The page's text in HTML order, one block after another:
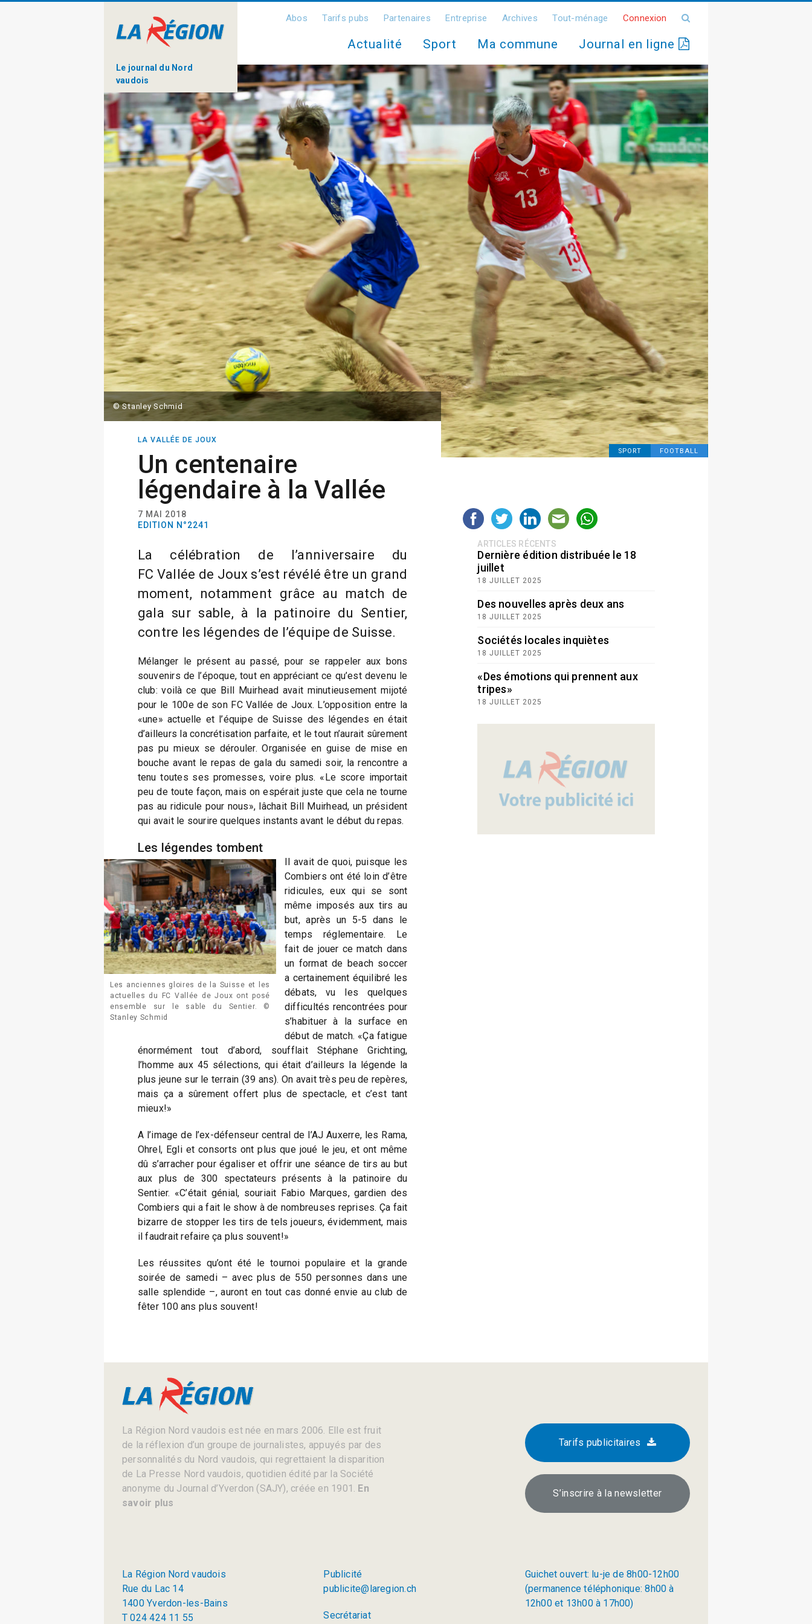
Le journal du Nord
vaudois
Abos Tarifs pubs Partenaires Entreprise Archives Tout-ménage Connexion
Actualité Sport Ma commune Journal en ligne
SPORT FOOTBALL
© Stanley Schmid
LA VALLÉE DE JOUX
Un centenaire
légendaire à la Vallée
7 MAI 2018
EDITION N°2241
La célébration de l’anniversaire du
FC Vallée de Joux s’est révélé être un grand
moment, notamment grâce au match de
gala sur sable, à la patinoire du Sentier,
contre les légendes de l’équipe de Suisse.
Mélanger le présent au passé, pour se rappeler aux bons
souvenirs de l’époque, tout en appréciant ce qu’est devenu le
club: voilà ce que Bill Muirhead avait minutieusement mijoté
pour le 100e de son FC Vallée de Joux. L’opposition entre la
«une» actuelle et l’équipe de Suisse des légendes en était
d’ailleurs la concrétisation parfaite, et le tout n’aurait sûrement
pas pu mieux se dérouler. Organisée en guise de mise en
bouche avant le repas de gala du samedi soir, la rencontre a
tenu toutes ses promesses, voire plus. «Le score importait
peu de toute façon, mais on espérait juste que cela ne tourne
pas au ridicule pour nous», lâchait Bill Muirhead, un président
qui avait le sourire quelques instants avant le début du repas.
Les légendes tombent
Les anciennes gloires de la Suisse et les
actuelles du FC Vallée de Joux ont posé
ensemble sur le sable du Sentier. ©
Stanley Schmid
Il avait de quoi, puisque les
Combiers ont été loin d’être
ridicules, eux qui se sont
même imposés aux tirs au
but, après un 5-5 dans le
temps réglementaire. Le
fait de jouer ce match dans
un format de beach soccer
a certainement équilibré les
débats, vu les quelques
difficultés rencontrées pour
s’habituer à la surface en
début de match. «Ça fatigue
énormément tout d’abord, soufflait Stéphane Grichting,
l’homme aux 45 sélections, qui était d’ailleurs la légende la
plus jeune sur le terrain (39 ans). On avait très peu de repères,
mais ça a sûrement offert plus de spectacle, et c’est tant
mieux!»
A l’image de l’ex-défenseur central de l’AJ Auxerre, les Rama,
Ohrel, Egli et consorts ont plus que joué le jeu, et ont même
dû s’arracher pour égaliser et offrir une séance de tirs au but
aux plus de 300 spectateurs présents à la patinoire du
Sentier. «C’était génial, souriait Fabio Marques, gardien des
Combiers qui a fait le show à de nombreuses reprises. Ça fait
bizarre de stopper les tirs de tels joueurs, évidemment, mais
il faudrait refaire ça plus souvent!»
Les réussites qu’ont été le tournoi populaire et la grande
soirée de samedi – avec plus de 550 personnes dans une
salle splendide –, auront en tout cas donné envie au club de
fêter 100 ans plus souvent!
ARTICLES RÉCENTS
Dernière édition distribuée le 18
juillet
18 JUILLET 2025
Des nouvelles après deux ans
18 JUILLET 2025
Sociétés locales inquiètes
18 JUILLET 2025
«Des émotions qui prennent aux
tripes»
18 JUILLET 2025
La Région Nord vaudois est née en mars 2006. Elle est fruit
de la réflexion d’un groupe de journalistes, appuyés par des
personnalités du Nord vaudois, qui regrettaient la disparition
de La Presse Nord vaudois, quotidien édité par la Société
anonyme du Journal d’Yverdon (SAJY), créée en 1901. En
savoir plus
Tarifs publicitaires
S’inscrire à la newsletter
La Région Nord vaudois
Rue du Lac 14
1400 Yverdon-les-Bains
T 024 424 11 55
Publicité
publicite@laregion.ch
Secrétariat
Guichet ouvert: lu-je de 8h00-12h00
(permanence téléphonique: 8h00 à
12h00 et 13h00 à 17h00)